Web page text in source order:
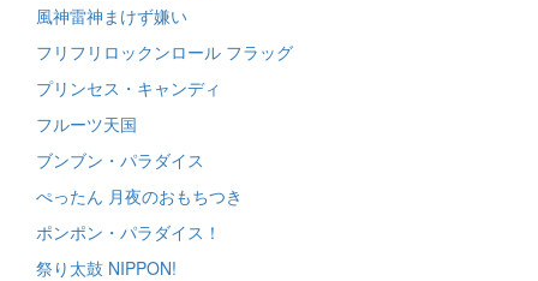
風神雷神まけず嫌い
フリフリロックンロール フラッグ
プリンセス・キャンディ
フルーツ天国
ブンブン・パラダイス
ぺったん 月夜のおもちつき
ポンポン・パラダイス！
祭り太鼓 NIPPON!